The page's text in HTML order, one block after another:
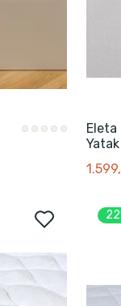
Eleta